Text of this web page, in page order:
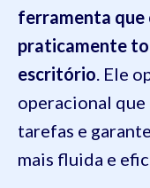
ferramenta que
praticamente
escritório . Ele
operacional
tarefas e
mais fluida e